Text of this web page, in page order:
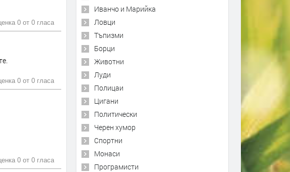
0 от 0 гласа
0 от 0 гласа
0 от 0 гласа
Иванчо и Марийка
Ловци
Тъпизми
Борци
Животни
Луди
Полицаи
Цигани
Политически
Черен хумор
Спортни
Монаси
Програмисти